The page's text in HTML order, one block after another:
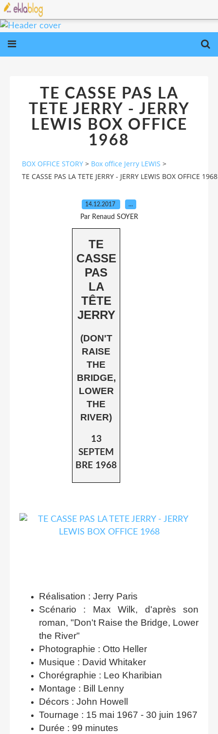
TE CASSE PAS LA
TETE JERRY - JERRY
LEWIS BOX OFFICE
1968
BOX OFFICE STORY > Box office Jerry LEWIS >
TE CASSE PAS LA TETE JERRY - JERRY LEWIS BOX OFFICE 1968
14.12.2017 …
Par Renaud SOYER
TE
CASSE
PAS
LA
TÊTE
JERRY
(DON'T
RAISE
THE
BRIDGE,
LOWER
THE
RIVER)
13
SEPTEM
BRE 1968
Réalisation : Jerry Paris
Scénario : Max Wilk, d'après son
roman, "Don't Raise the Bridge, Lower
the River"
Photographie : Otto Heller
Musique : David Whitaker
Chorégraphie : Leo Kharibian
Montage : Bill Lenny
Décors : John Howell
Tournage : 15 mai 1967 - 30 juin 1967
Durée : 99 minutes